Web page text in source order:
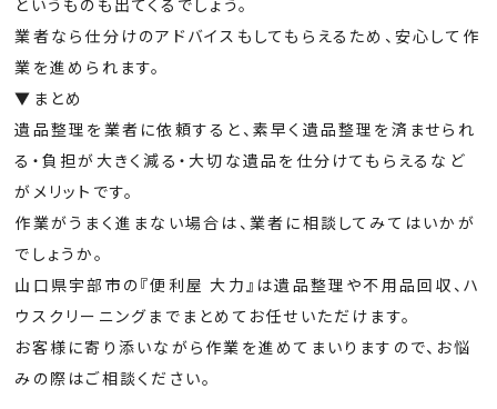
業者なら仕分けのアドバイスもしてもらえるため、安心して作
業を進められます。
▼まとめ
遺品整理を業者に依頼すると、素早く遺品整理を済ませられ
る・負担が大きく減る・大切な遺品を仕分けてもらえるなど
がメリットです。
作業がうまく進まない場合は、業者に相談してみてはいかが
でしょうか。
山口県宇部市の『便利屋 大力』は遺品整理や不用品回収、ハ
ウスクリーニングまでまとめてお任せいただけます。
お客様に寄り添いながら作業を進めてまいりますので、お悩
みの際はご相談ください。